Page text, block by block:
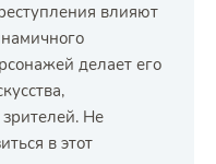
влияют
делает его
Не
в этот